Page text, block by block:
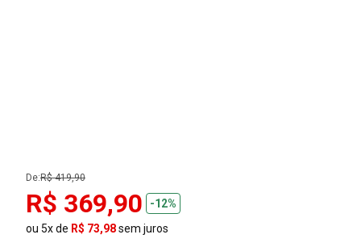
De:R$ 419,90
R$ 369,90
-12%
ou 5x de R$ 73,98sem juros